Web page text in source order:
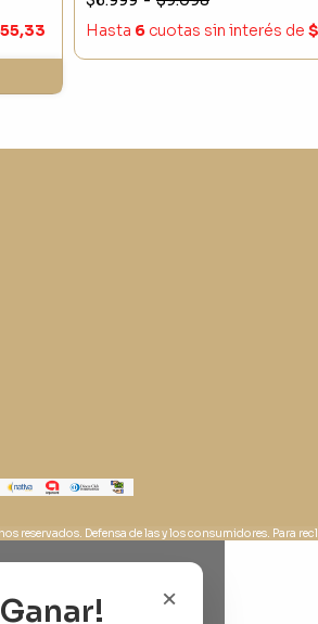
Hasta 6 cuotas sin interés de
reservados. Defensa de las y los consumidores. Para
×